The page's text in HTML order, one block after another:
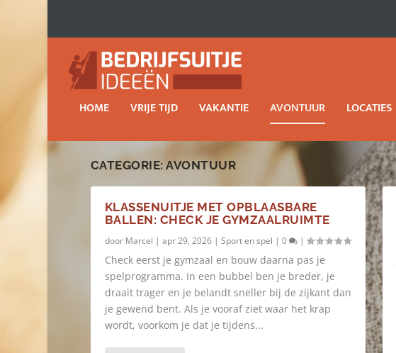
HOME VRIJE TIJD VAKANTIE AVONTUUR LOCATIES
CATEGORIE:AVONTUUR
KLASSENUITJE MET OPBLAASBARE
BALLEN: CHECK JE GYMZAALRUIMTE
door Marcel | apr 29, 2026| Sport en spel | 0 |
Check eerst je gymzaal en bouw daarna pas je
spelprogramma. In een bubbel ben je breder, je
draait trager en je belandt sneller bij de zijkant dan
je gewend bent. Als je vooraf ziet waar het krap
wordt, voorkom je dat je tijdens...